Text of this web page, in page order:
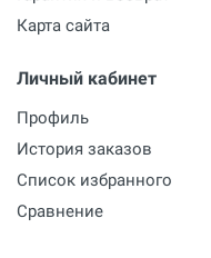
Карта сайта
Личный кабинет
Профиль
История заказов
Список избранного
Сравнение